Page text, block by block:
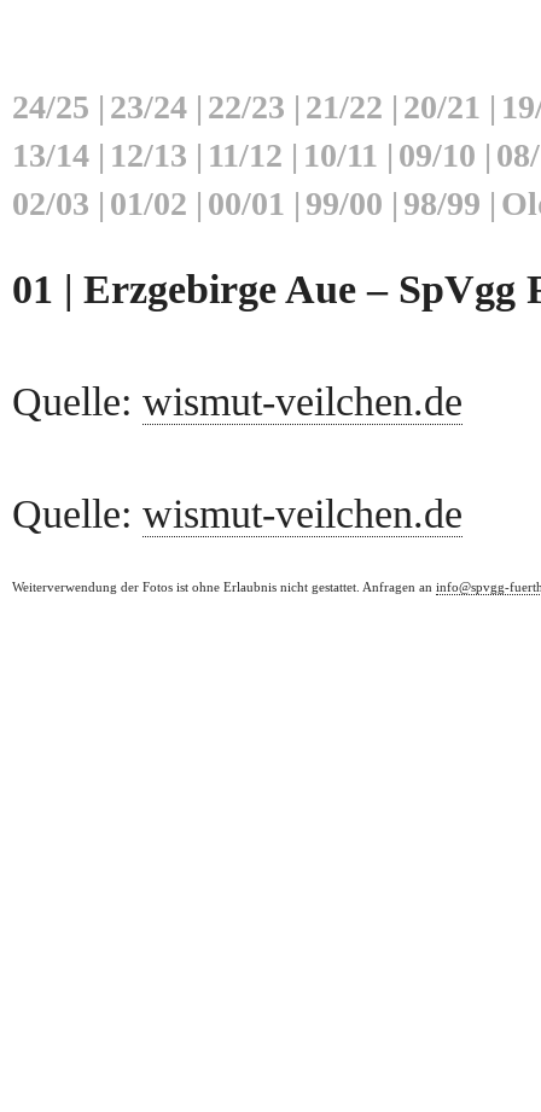
24/25 | 23/24 | 22/23 | 21/22 | 20/21 |
13/14 | 12/13 | 11/12 | 10/11 | 09/10 |
02/03 | 01/02 | 00/01 | 99/00 | 98/99 |
01 | Erzgebirge Aue – SpVgg
Quelle: wismut-veilchen.de
Quelle: wismut-veilchen.de
Weiterverwendung der Fotos ist ohne Erlaubnis nicht gestattet. Anfragen an info@spvgg-